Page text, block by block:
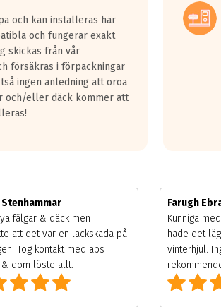
och kan installeras här
och fungerar exakt
skickas från vår
försäkras i förpackningar
ingen anledning att oroa
och/eller däck kommer att
Stenhammar
fälgar & däck men
att det var en lackskada på
Tog kontakt med abs
dom löste allt.
Farugh
Kunniga
hade det
vinterhjul.